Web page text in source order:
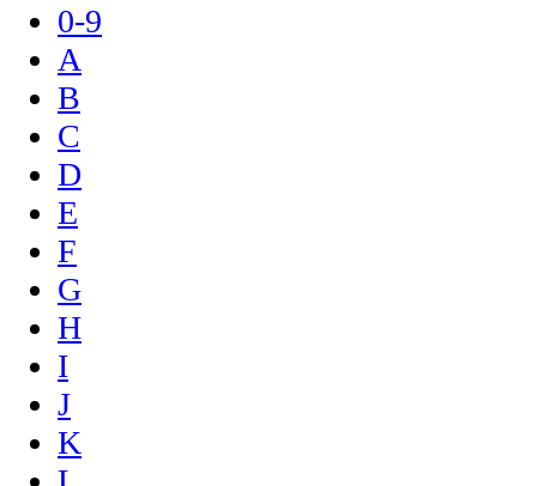
0-9
A
B
C
D
E
F
G
H
I
J
K